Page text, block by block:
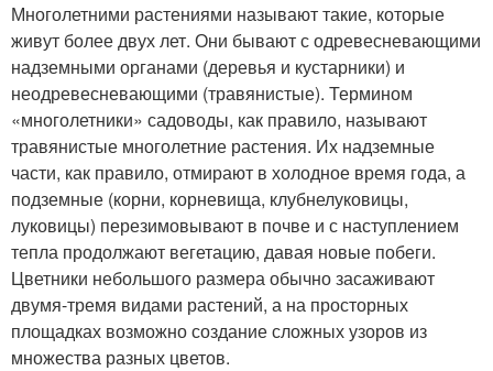
Многолетними растениями называют такие, которые
живут более двух лет. Они бывают с одревесневающими
надземными органами (деревья и кустарники) и
неодревесневающими (травянистые). Термином
«многолетники» садоводы, как правило, называют
травянистые многолетние растения. Их надземные
части, как правило, отмирают в холодное время года, а
подземные (корни, корневища, клубнелуковицы,
луковицы) перезимовывают в почве и с наступлением
тепла продолжают вегетацию, давая новые побеги.
Цветники небольшого размера обычно засаживают
двумя-тремя видами растений, а на просторных
площадках возможно создание сложных узоров из
множества разных цветов.